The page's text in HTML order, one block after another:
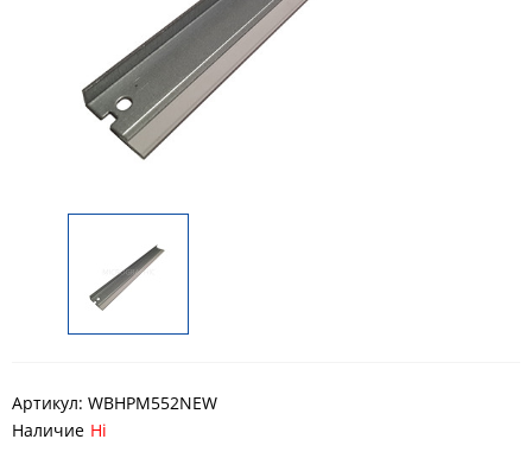
Артикул: WBHPM552NEW
Наличие Ні